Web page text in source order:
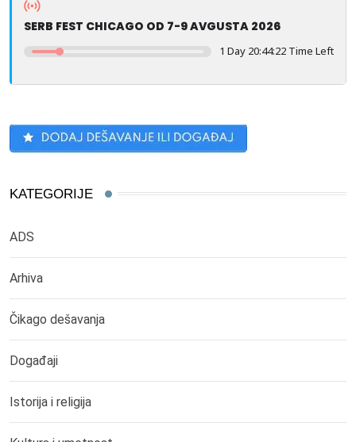
SERB FEST CHICAGO OD 7-9 AVGUSTA 2026
1 Day 20:44:21 Time Left
KATEGORIJE
ADS
Arhiva
Čikago dešavanja
Događaji
Istorija i religija